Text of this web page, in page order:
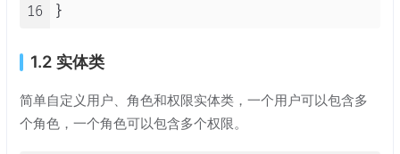
16
1.2 实体类
简单自定义用户、角色和权限实体类，一个用户可以包含多
个角色，一个角色可以包含多个权限。